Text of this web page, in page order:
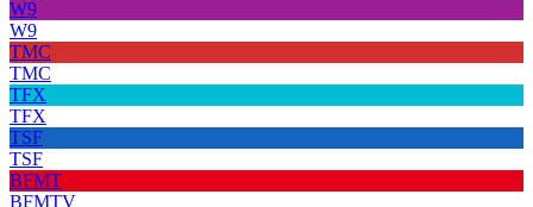
W9
W9
TMC
TMC
TFX
TFX
TSF
TSF
BFMT
BFMTV